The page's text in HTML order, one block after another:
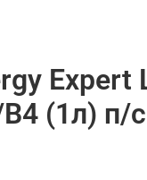
Expert
(1л) п/